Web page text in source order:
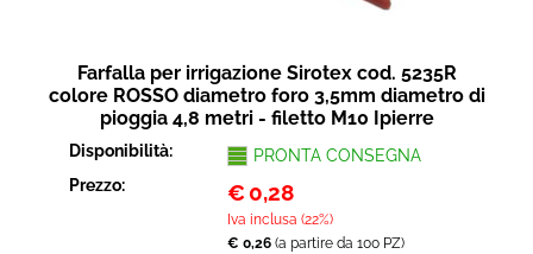
Farfalla per irrigazione Sirotex cod. 5235R
colore ROSSO diametro foro 3,5mm diametro di
pioggia 4,8 metri - filetto M10 Ipierre
Disponibilità:
PRONTA CONSEGNA
Prezzo:
€ 0,28
Iva inclusa (22%)
€ 0,26(a partire da 100 PZ)